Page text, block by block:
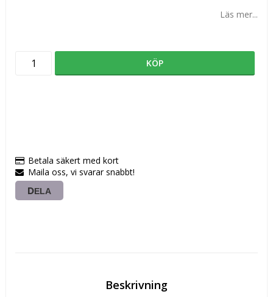
Läs mer...
KÖP
Betala säkert med kort
Maila oss, vi svarar snabbt!
DELA
Beskrivning